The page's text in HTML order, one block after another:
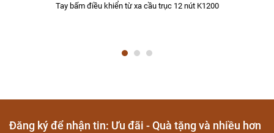
Tay bấm điều khiển từ xa cầu trục 12 nút K1200
Đăng ký để nhận tin: Ưu đãi - Quà tặng và nhiều hơn